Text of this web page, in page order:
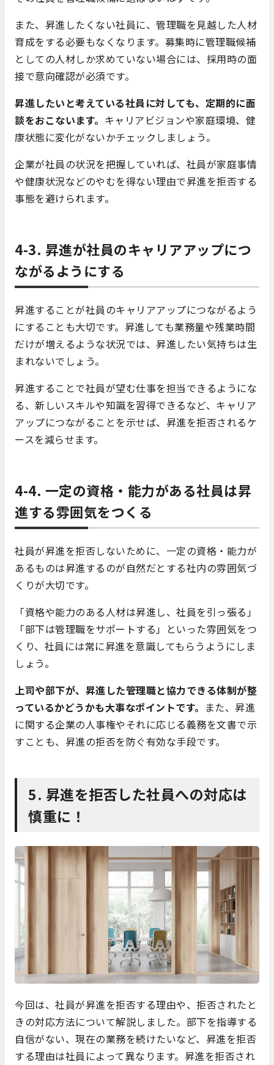
また、昇進したくない社員に、管理職を見越した人材
育成をする必要もなくなります。募集時に管理職候補
としての人材しか求めていない場合には、採用時の面
接で意向確認が必須です。
昇進したいと考えている社員に対しても、定期的に面
談をおこないます。 キャリアビジョンや家庭環境、健
康状態に変化がないかチェックしましょう。
企業が社員の状況を把握していれば、社員が家庭事情
や健康状況などのやむを得ない理由で昇進を拒否する
事態を避けられます。
4-3. 昇進が社員のキャリアアップにつ
ながるようにする
昇進することが社員のキャリアアップにつながるよう
にすることも大切です。昇進しても業務量や残業時間
だけが増えるような状況では、昇進したい気持ちは生
まれないでしょう。
昇進することで社員が望む仕事を担当できるようにな
る、新しいスキルや知識を習得できるなど、キャリア
アップにつながることを示せば、昇進を拒否されるケ
ースを減らせます。
4-4. 一定の資格・能力がある社員は昇
進する雰囲気をつくる
社員が昇進を拒否しないために、一定の資格・能力が
あるものは昇進するのが自然だとする社内の雰囲気づ
くりが大切です。
「資格や能力のある人材は昇進し、社員を引っ張る」
「部下は管理職をサポートする」といった雰囲気をつ
くり、社員には常に昇進を意識してもらうようにしま
しょう。
上司や部下が、昇進した管理職と協力できる体制が整
っているかどうかも大事なポイントです。 また、昇進
に関する企業の人事権やそれに応じる義務を文書で示
すことも、昇進の拒否を防ぐ有効な手段です。
5. 昇進を拒否した社員への対応は
慎重に！
今回は、社員が昇進を拒否する理由や、拒否されたと
きの対応方法について解説しました。部下を指導する
自信がない、現在の業務を続けたいなど、昇進を拒否
する理由は社員によって異なります。昇進を拒否され